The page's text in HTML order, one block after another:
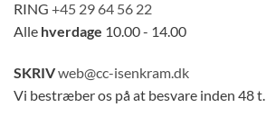
RING +45 29 64 56 22
Alle hverdage 10.00 - 14.00
SKRIVweb@cc-isenkram.dk
Vi bestræber os på at besvare inden 48 t.